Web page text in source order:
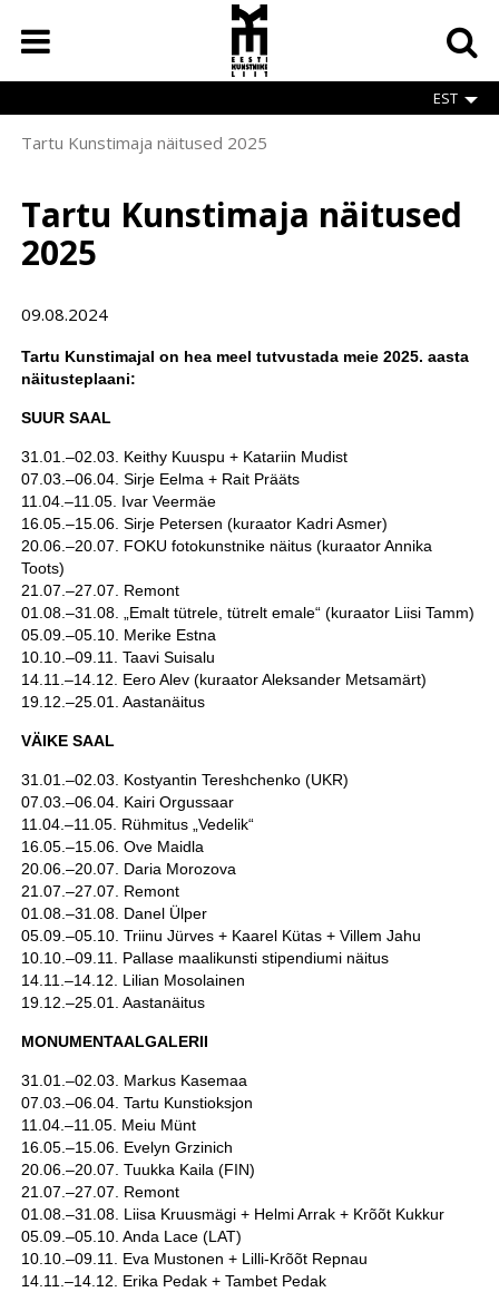
main
content
EST
Breadcrumb
Tartu Kunstimaja näitused 2025
Tartu Kunstimaja näitused
2025
09.08.2024
Tartu Kunstimajal on hea meel tutvustada meie 2025. aasta
näitusteplaani:
SUUR SAAL
31.01.–02.03. Keithy Kuuspu + Katariin Mudist
07.03.–06.04. Sirje Eelma + Rait Prääts
11.04.–11.05. Ivar Veermäe
16.05.–15.06. Sirje Petersen (kuraator Kadri Asmer)
20.06.–20.07. FOKU fotokunstnike näitus (kuraator Annika
Toots)
21.07.–27.07. Remont
01.08.–31.08. „Emalt tütrele, tütrelt emale“ (kuraator Liisi Tamm)
05.09.–05.10. Merike Estna
10.10.–09.11. Taavi Suisalu
14.11.–14.12. Eero Alev (kuraator Aleksander Metsamärt)
19.12.–25.01. Aastanäitus
VÄIKE SAAL
31.01.–02.03. Kostyantin Tereshchenko (UKR)
07.03.–06.04. Kairi Orgussaar
11.04.–11.05. Rühmitus „Vedelik“
16.05.–15.06. Ove Maidla
20.06.–20.07. Daria Morozova
21.07.–27.07. Remont
01.08.–31.08. Danel Ülper
05.09.–05.10. Triinu Jürves + Kaarel Kütas + Villem Jahu
10.10.–09.11. Pallase maalikunsti stipendiumi näitus
14.11.–14.12. Lilian Mosolainen
19.12.–25.01. Aastanäitus
MONUMENTAALGALERII
31.01.–02.03. Markus Kasemaa
07.03.–06.04. Tartu Kunstioksjon
11.04.–11.05. Meiu Münt
16.05.–15.06. Evelyn Grzinich
20.06.–20.07. Tuukka Kaila (FIN)
21.07.–27.07. Remont
01.08.–31.08. Liisa Kruusmägi + Helmi Arrak + Krõõt Kukkur
05.09.–05.10. Anda Lace (LAT)
10.10.–09.11. Eva Mustonen + Lilli-Krõõt Repnau
14.11.–14.12. Erika Pedak + Tambet Pedak